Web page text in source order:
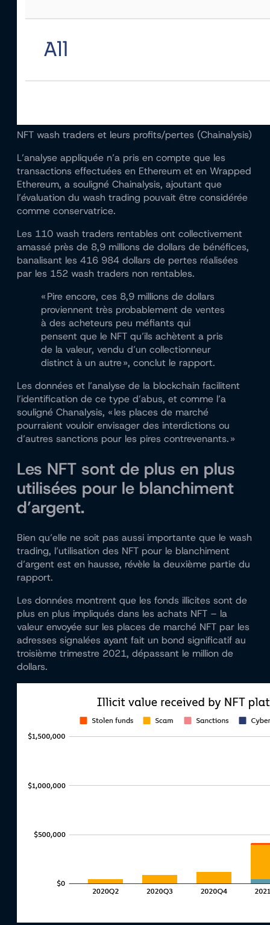
NFT wash traders et leurs profits/pertes (Chainalysis)
L’analyse appliquée n’a pris en compte que les
transactions effectuées en Ethereum et en Wrapped
Ethereum, a souligné Chainalysis, ajoutant que
l’évaluation du wash trading pouvait être considérée
comme conservatrice.
Les 110 wash traders rentables ont collectivement
amassé près de 8,9 millions de dollars de bénéfices,
banalisant les 416 984 dollars de pertes réalisées
par les 152 wash traders non rentables.
« Pire encore, ces 8,9 millions de dollars
proviennent très probablement de ventes
à des acheteurs peu méfiants qui
pensent que le NFT qu’ils achètent a pris
de la valeur, vendu d’un collectionneur
distinct à un autre », conclut le rapport.
Les données et l’analyse de la blockchain facilitent
l’identification de ce type d’abus, et comme l’a
souligné Chanalysis, « les places de marché
pourraient vouloir envisager des interdictions ou
d’autres sanctions pour les pires contrevenants. »
Les NFT sont de plus en plus
utilisées pour le blanchiment
d’argent.
Bien qu’elle ne soit pas aussi importante que le wash
trading, l’utilisation des NFT pour le blanchiment
d’argent est en hausse, révèle la deuxième partie du
rapport.
Les données montrent que les fonds illicites sont de
plus en plus impliqués dans les achats NFT – la
valeur envoyée sur les places de marché NFT par les
adresses signalées ayant fait un bond significatif au
troisième trimestre 2021, dépassant le million de
dollars.